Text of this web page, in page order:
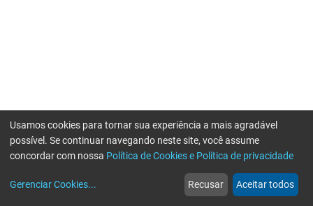
web
Notícias
more_horiz
Mais
Usamos cookies para tornar sua experiência a mais agradável
possível. Se continuar navegando neste site, você assume
concordar com nossa Política de Cookies e Política de privacidade
Gerenciar Cookies... Recusar Aceitar todos
Erro ao enviar informações, por favor tente novamente